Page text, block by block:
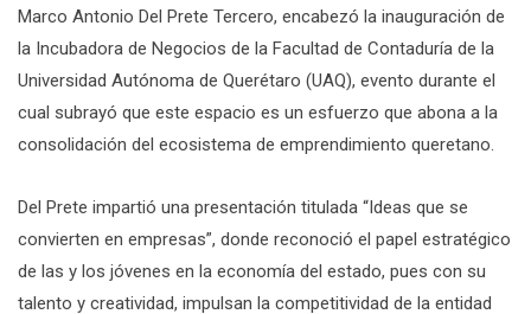
Marco Antonio Del Prete Tercero, encabezó la inauguración de
la Incubadora de Negocios de la Facultad de Contaduría de la
Universidad Autónoma de Querétaro (UAQ), evento durante el
cual subrayó que este espacio es un esfuerzo que abona a la
consolidación del ecosistema de emprendimiento queretano.
Del Prete impartió una presentación titulada “Ideas que se
convierten en empresas”, donde reconoció el papel estratégico
de las y los jóvenes en la economía del estado, pues con su
talento y creatividad, impulsan la competitividad de la entidad